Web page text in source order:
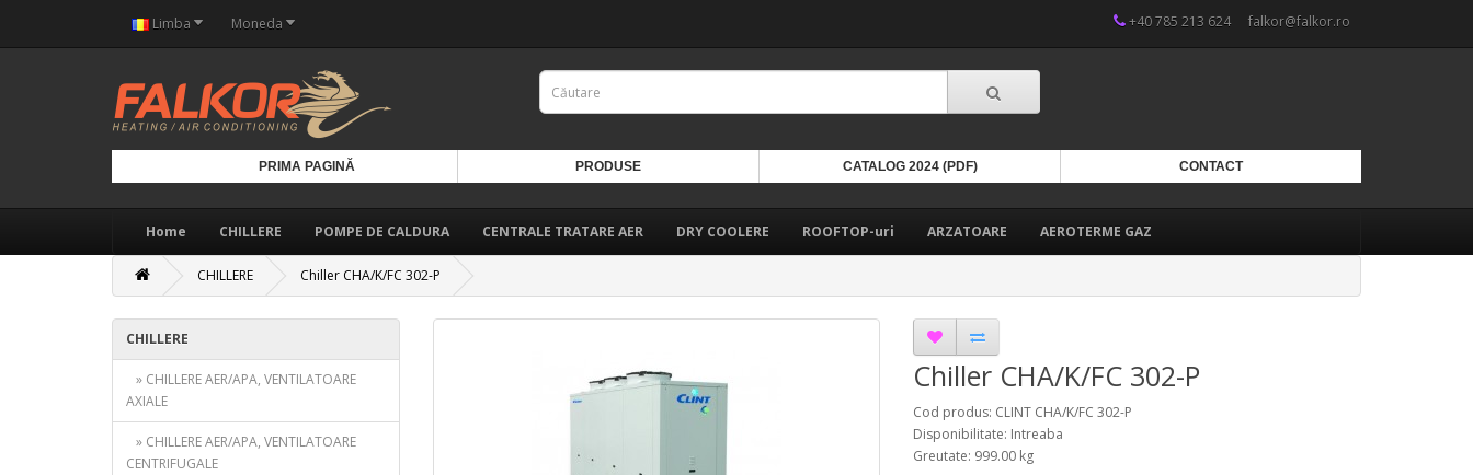
Limba Moneda +40 785 213 624 falkor@falkor.ro
PRIMA PAGINĂ PRODUSE CATALOG 2024 (PDF) CONTACT
Home CHILLERE POMPE DE CALDURA CENTRALE TRATARE AER DRY COOLERE ROOFTOP-uri ARZATOARE AEROTERME GAZ
CHILLERE Chiller CHA/K/FC 302-P
CHILLERE
» CHILLERE AER/APA, VENTILATOARE
AXIALE
» CHILLERE AER/APA, VENTILATOARE
CENTRIFUGALE
Chiller CHA/K/FC 302-P
Cod produs: CLINT CHA/K/FC 302-P
Disponibilitate: Intreaba
Greutate: 999.00 kg